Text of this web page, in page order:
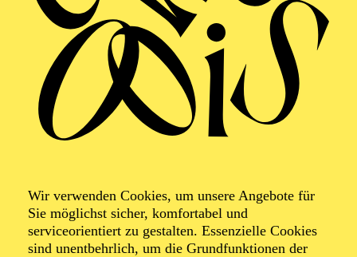
Wir verwenden Cookies, um unsere Angebote für
Sie möglichst sicher, komfortabel und
serviceorientiert zu gestalten. Essenzielle Cookies
sind unentbehrlich, um die Grundfunktionen der